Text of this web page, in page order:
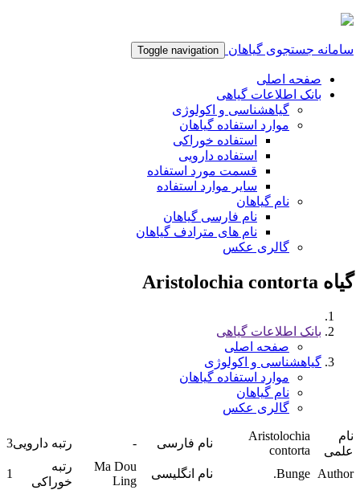
سامانه جستجوی گیاهان Toggle navigation
صفحه اصلی
بانک اطلاعات گیاهی
گیاهشناسی و اکولوژی
موارد استفاده گیاهان
استفاده خوراکی
استفاده دارویی
قسمت مورد استفاده
سایر موارد استفاده
نام گیاهان
نام فارسی گیاهان
نام های مترادف گیاهان
گالری عکس
گیاه Aristolochia contorta
بانک اطلاعات گیاهی
صفحه اصلی
گیاهشناسی و اکولوژی
موارد استفاده گیاهان
نام گیاهان
گالری عکس
نام
علمی
Aristolochia
contorta
نام فارسی - رتبه دارویی3
Author
Bunge. نام انگلیسی
Ma Dou
Ling
رتبه
خوراکی
1